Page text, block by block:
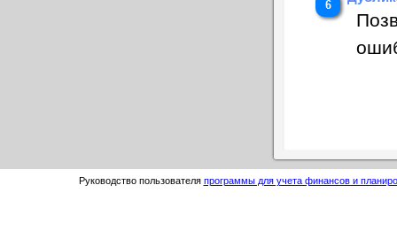
Руководство пользователя программы для учета финансов и